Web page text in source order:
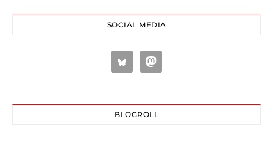
SOCIAL MEDIA
BLOGROLL